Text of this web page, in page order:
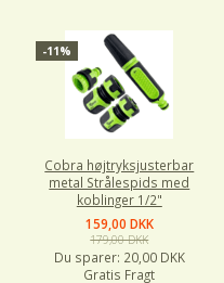
-11%
Cobra højtryksjusterbar
metal Strålespids med
koblinger 1/2"
159,00 DKK
179,00 DKK
Du sparer: 20,00 DKK
Gratis Fragt